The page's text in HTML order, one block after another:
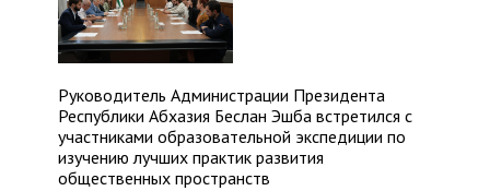
Руководитель Администрации Президента
Республики Абхазия Беслан Эшба встретился с
участниками образовательной экспедиции по
изучению лучших практик развития
общественных пространств